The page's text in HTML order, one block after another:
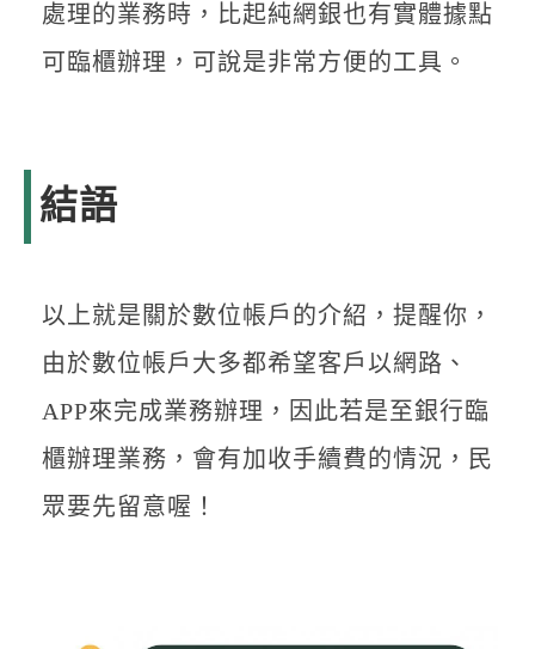
處理的業務時，比起純網銀也有實體據點
可臨櫃辦理，可說是非常方便的工具。
結語
以上就是關於數位帳戶的介紹，提醒你，
由於數位帳戶大多都希望客戶以網路、
APP來完成業務辦理，因此若是至銀行臨
櫃辦理業務，會有加收手續費的情況，民
眾要先留意喔！